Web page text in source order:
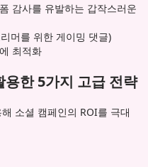
감사를 유발하는 갑작스러운
머를 위한 게이밍 댓글)
최적화
한 5가지 고급 전략
소셜 캠페인의 ROI를 극대